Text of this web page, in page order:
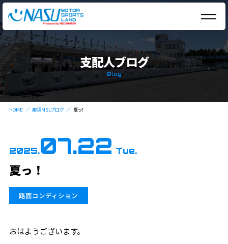
支配人ブログ
Blog
HOME 那須MSLブログ 夏っ！
2025.07.22 Tue.
夏っ！
路面コンディション
おはようございます。